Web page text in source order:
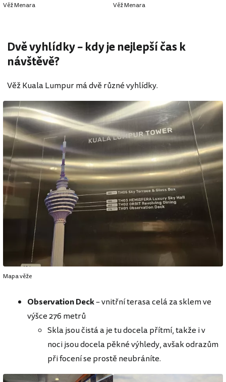
Věž Menara Věž Menara
Dvě vyhlídky – kdy je nejlepší čas k
návštěvě?
Věž Kuala Lumpur má dvě různé vyhlídky.
Mapa věže
Observation Deck– vnitřní terasa celá za sklem ve
výšce 276 metrů
Skla jsou čistá a je tu docela přítmí, takže i v
noci jsou docela pěkné výhledy, avšak odrazům
při focení se prostě neubráníte.